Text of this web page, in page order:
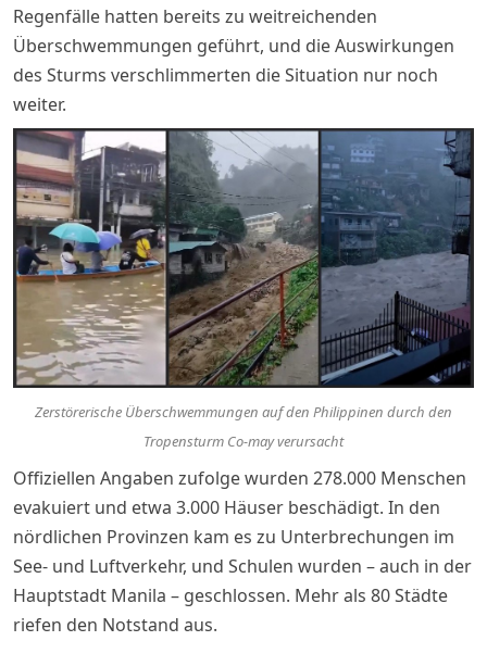
Regenfälle hatten bereits zu weitreichenden
Überschwemmungen geführt, und die Auswirkungen
des Sturms verschlimmerten die Situation nur noch
weiter.
Zerstörerische Überschwemmungen auf den Philippinen durch den
Tropensturm Co-may verursacht
Offiziellen Angaben zufolge wurden 278.000 Menschen
evakuiert und etwa 3.000 Häuser beschädigt. In den
nördlichen Provinzen kam es zu Unterbrechungen im
See- und Luftverkehr, und Schulen wurden – auch in der
Hauptstadt Manila – geschlossen. Mehr als 80 Städte
riefen den Notstand aus.